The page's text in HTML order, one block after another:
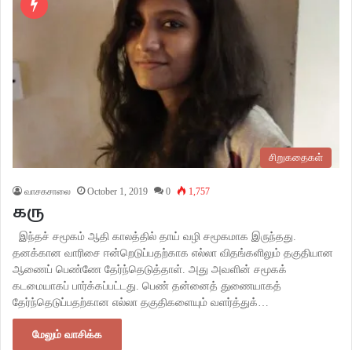
சிறுகதைகள்
வாசகசாலை October 1, 2019 0 1,757
கரு
இந்தச் சமூகம் ஆதி காலத்தில் தாய் வழி சமூகமாக இருந்தது.
தனக்கான வாரிசை ஈன்றெடுப்பதற்காக எல்லா விதங்களிலும் தகுதியான
ஆணைப் பெண்ணே தேர்ந்தெடுத்தாள். அது அவளின் சமூகக்
கடமையாகப் பார்க்கப்பட்டது. பெண் தன்னைத் துணையாகத்
தேர்ந்தெடுப்பதற்கான எல்லா தகுதிகளையும் வளர்த்துக்…
மேலும் வாசிக்க